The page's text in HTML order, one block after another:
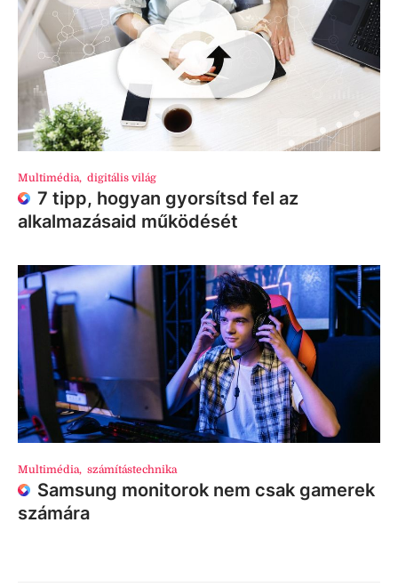
Multimédia, digitális világ
7 tipp, hogyan gyorsítsd fel az
alkalmazásaid működését
Multimédia, számítástechnika
Samsung monitorok nem csak gamerek
számára